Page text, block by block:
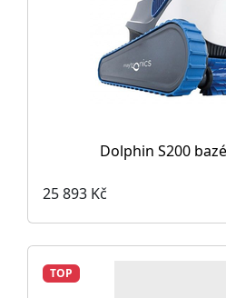
Dolphin S200
25 893 Kč
TOP